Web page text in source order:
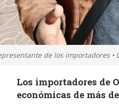
de los importadores •
Los importadores de
económicas de más